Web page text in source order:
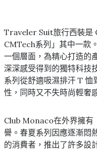
Traveler Suit旅行西裝
CMTech系列」其中一款
一個層面，為精心打造的
深深感受得到的獨特科
系列從舒適吸濕排汗 T 恤
性，同時又不失時尚輕奢
Club Monaco在外界擁有
譽。春夏系列因應逐漸悶
的消費者，推出了許多設